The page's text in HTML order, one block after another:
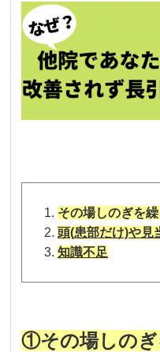
その場しのぎを
頭(患部だけ)や見
知識不足
①その場しのぎ